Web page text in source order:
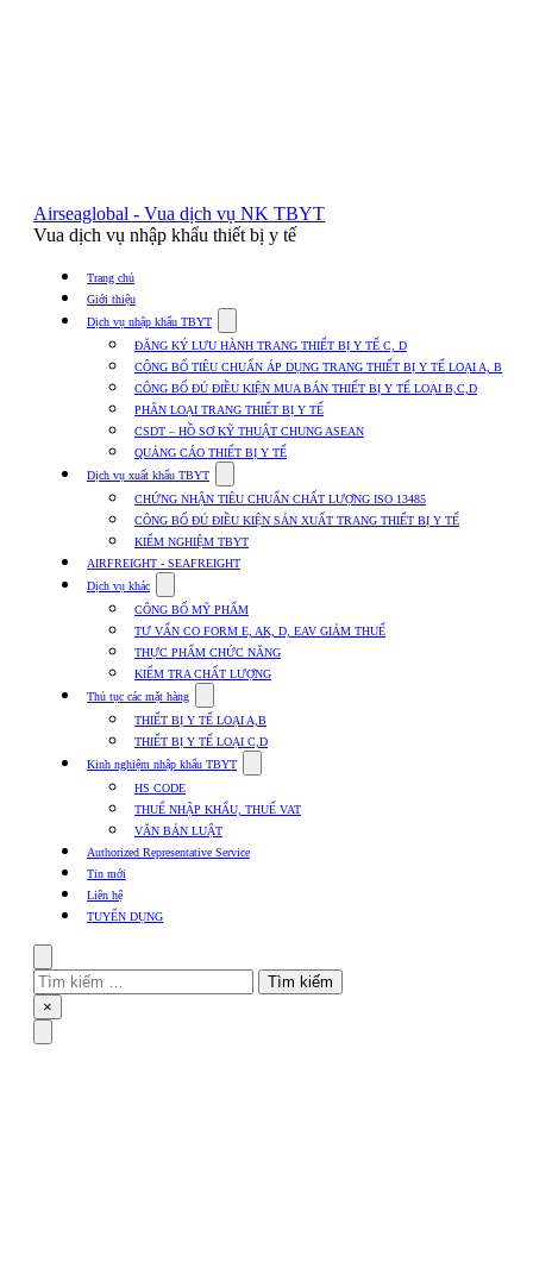
Airseaglobal - Vua dịch vụ NK TBYT
Vua dịch vụ nhập khẩu thiết bị y tế
Trang chủ
Giới thiệu
Dịch vụ nhập khẩu TBYT
submenu
for
Dịch
vụ
nhập
khẩu
TBYT
ĐĂNG KÝ LƯU HÀNH TRANG THIẾT BỊ Y TẾ C, D
CÔNG BỐ TIÊU CHUẨN ÁP DỤNG TRANG THIẾT BỊ Y TẾ LOẠI A, B
CÔNG BỐ ĐỦ ĐIỀU KIỆN MUA BÁN THIẾT BỊ Y TẾ LOẠI B,C,D
PHÂN LOẠI TRANG THIẾT BỊ Y TẾ
CSDT – HỒ SƠ KỸ THUẬT CHUNG ASEAN
QUẢNG CÁO THIẾT BỊ Y TẾ
Dịch vụ xuất khẩu TBYT
submenu
for
Dịch
vụ
xuất
TBYT
CHỨNG NHẬN TIÊU CHUẨN CHẤT LƯỢNG ISO 13485
CÔNG BỐ ĐỦ ĐIỀU KIỆN SẢN XUẤT TRANG THIẾT BỊ Y TẾ
KIỂM NGHIỆM TBYT
AIRFREIGHT - SEAFREIGHT
Dịch vụ khác
submenu
for
Dịch
vụ
khác
CÔNG BỐ MỸ PHẨM
TƯ VẤN CO FORM E, AK, D, EAV GIẢM THUẾ
THỰC PHẨM CHỨC NĂNG
KIỂM TRA CHẤT LƯỢNG
Thủ tục các mặt hàng
submenu
for
Thủ
tục
mặt
hàng
THIẾT BỊ Y TẾ LOẠI A,B
THIẾT BỊ Y TẾ LOẠI C,D
Kinh nghiệm nhập khẩu TBYT
submenu
Kinh
HS CODE
THUẾ NHẬP KHẨU, THUẾ VAT
VĂN BẢN LUẬT
Authorized Representative Service
Tin mới
Liên hệ
TUYỂN DỤNG
Tìm
kiếm
cho:
Close
×